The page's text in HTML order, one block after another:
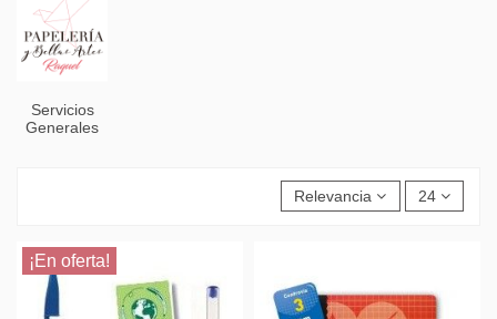
Servicios
Generales
Relevancia 24
¡En oferta!